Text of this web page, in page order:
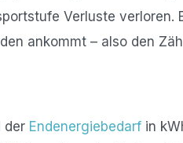
Verluste verloren.
ankommt – also den
der Endenergiebedarf in